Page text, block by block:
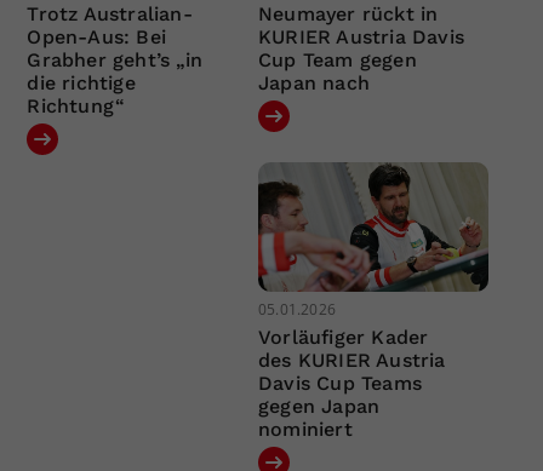
Trotz Australian-
Open-Aus: Bei
Grabher geht’s „in
die richtige
Richtung“
Neumayer rückt in
KURIER Austria Davis
Cup Team gegen
Japan nach
05.01.2026
Vorläufiger Kader
des KURIER Austria
Davis Cup Teams
gegen Japan
nominiert